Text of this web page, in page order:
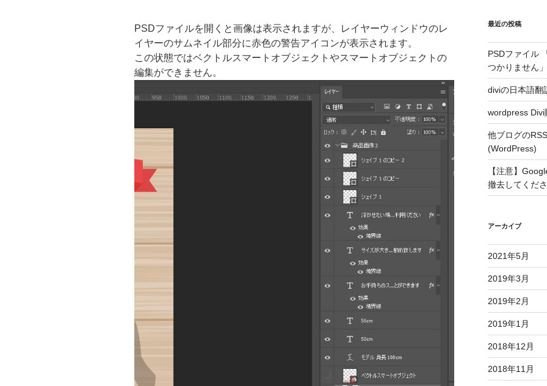
PSDファイルを開くと画像は表示されますが、レイヤーウィンドウのレ
イヤーのサムネイル部分に赤色の警告アイコンが表示されます。
この状態ではベクトルスマートオブジェクトやスマートオブジェクトの
編集ができません。
最近の投稿
PSDファイル
つかりません
diviの日本語翻
wordpress Divi
他ブログの
(WordPress)
【注意】
撤去してくだ
アーカイブ
2021年5月
2019年3月
2019年2月
2019年1月
2018年12月
2018年11月